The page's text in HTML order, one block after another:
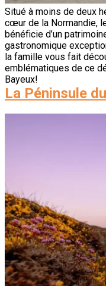
Situé à moins de deux
cœur de la Normandie,
bénéficie d’un
gastronomique
la famille vous fait
emblématiques de ce
Bayeux!
La Péninsule